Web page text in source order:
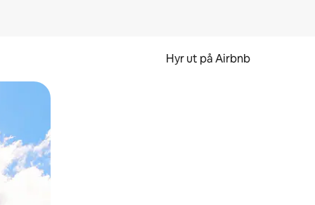
Hyr ut på Airbnb